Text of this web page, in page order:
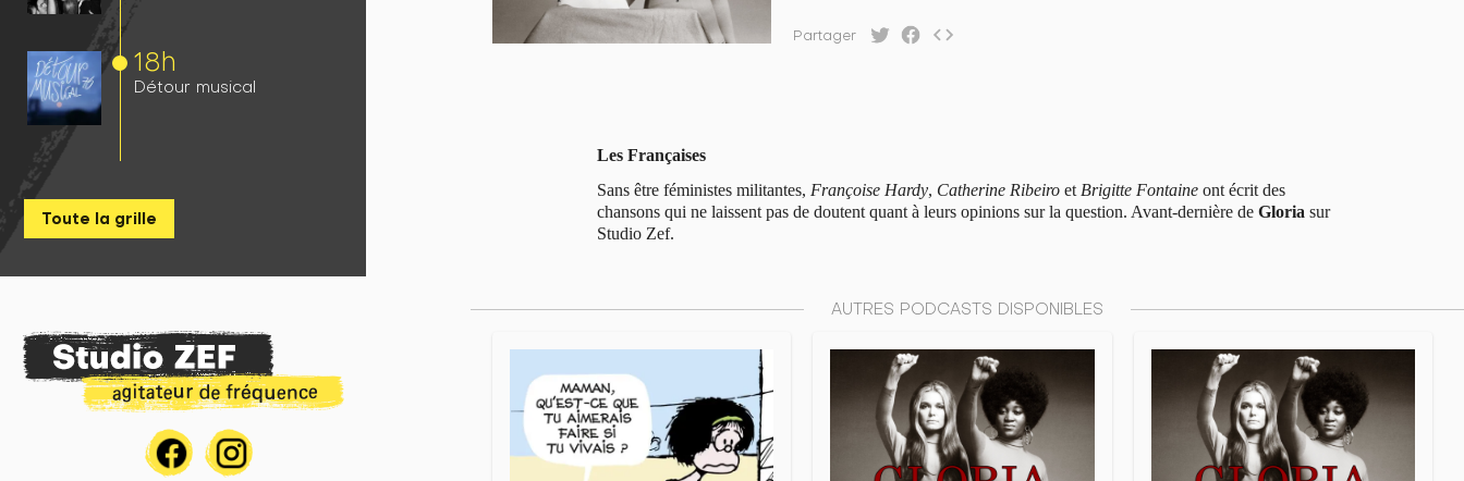
18h
Détour musical
Toute la grille
Partager code
Les Françaises
Sans être féministes militantes, Françoise Hardy, Catherine Ribeiro et Brigitte Fontaine ont écrit des
chansons qui ne laissent pas de doutent quant à leurs opinions sur la question. Avant-dernière de Gloria sur
Studio Zef.
AUTRES PODCASTS DISPONIBLES